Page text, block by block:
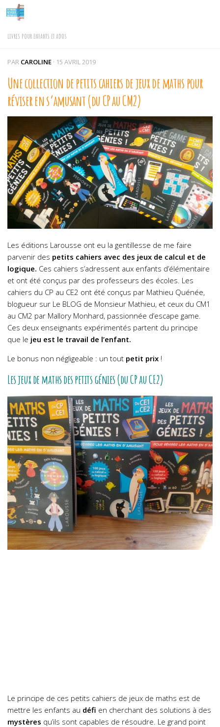
Skip to content
LIVRES POUR ENFANTS ET ADOS
PAR CAROLINE · 15 AVRIL 2019
Une collection de petits cahiers de jeux de maths pour
réviser en s’amusant (du CP au CM2)
Les éditions Larousse ont eu la gentillesse de me faire
parvenir des petits cahiers avec des jeux de calcul et de
logique. Ces cahiers s’adressent aux enfants d’élémentaire
et ont été conçus par des professeurs des écoles. Les
cahiers du CP au CE2 ont été conçus par Mathieu Quénée,
blogueur sur Le BLOG de Monsieur Mathieu, et ceux du CM1
au CM2 par Mallory Monhard, passionnée d’escape game.
Ces deux enseignants expérimentés partent du principe
que le jeu est le travail de l’enfant.
Le bonus non négligeable : un tout petit prix !
Les jeux de maths des petits génies (du CP au CE2)
Le principe de ces petits cahiers de jeux de maths est de
mettre les enfants au défi en cherchant des solutions à des
mystères qu’ils sont capables de résoudre. Le grand point